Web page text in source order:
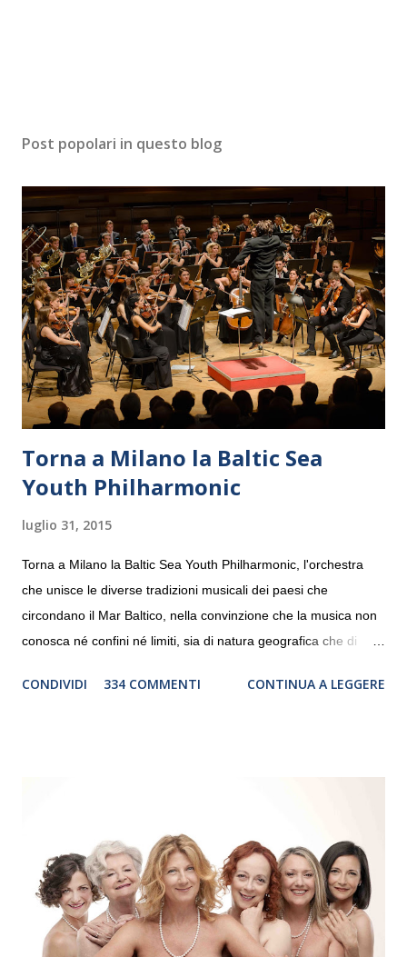
Post popolari in questo blog
Torna a Milano la Baltic Sea
Youth Philharmonic
luglio 31, 2015
Torna a Milano la Baltic Sea Youth Philharmonic, l'orchestra
che unisce le diverse tradizioni musicali dei paesi che
circondano il Mar Baltico, nella convinzione che la musica non
conosca né confini né limiti, sia di natura geografica che di
debutterà il 10 settembre a Heiden, in Germania, e toccherà, in
“Settembre dell’Accademia” dove si esibirà per il secondo anno
consecutivo. Il pubblico milanese avrà il piacere di applaudire i
giovani artisti della Baltic Sea Youth Philharmonic per la quarta
volta. L’orchestra, fondata nel 2008 da Kristjan Järvi (affiancato
da un prestigioso consiglio di consulent...
CONDIVIDI 334 COMMENTI CONTINUA A LEGGERE